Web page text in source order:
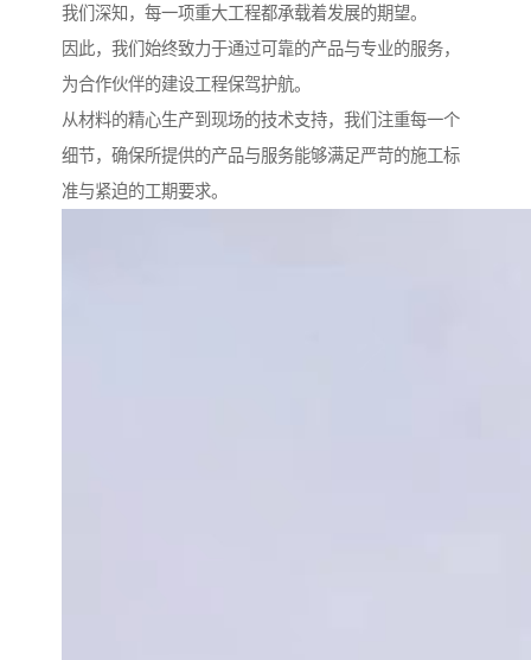
我们深知，每一项重大工程都承载着发展的期望。
因此，我们始终致力于通过可靠的产品与专业的服务，
为合作伙伴的建设工程保驾护航。
从材料的精心生产到现场的技术支持，我们注重每一个
细节，确保所提供的产品与服务能够满足严苛的施工标
准与紧迫的工期要求。